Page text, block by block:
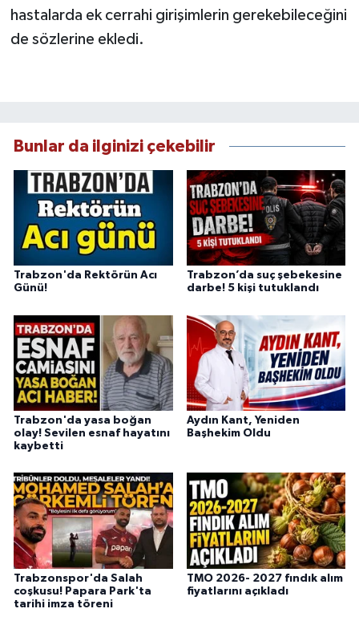
hastalarda ek cerrahi girişimlerin gerekebileceğini
de sözlerine ekledi.
Bunlar da ilginizi çekebilir
Trabzon'da Rektörün Acı
Günü!
Trabzon’da suç şebekesine
darbe! 5 kişi tutuklandı
Trabzon'da yasa boğan
olay! Sevilen esnaf hayatını
kaybetti
Aydın Kant, Yeniden
Başhekim Oldu
Trabzonspor'da Salah
coşkusu! Papara Park'ta
tarihi imza töreni
TMO 2026- 2027 fındık alım
fiyatlarını açıkladı